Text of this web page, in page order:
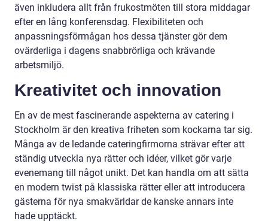
även inkludera allt från frukostmöten till stora middagar
efter en lång konferensdag. Flexibiliteten och
anpassningsförmågan hos dessa tjänster gör dem
ovärderliga i dagens snabbrörliga och krävande
arbetsmiljö.
Kreativitet och innovation
En av de mest fascinerande aspekterna av catering i
Stockholm är den kreativa friheten som kockarna tar sig.
Många av de ledande cateringfirmorna strävar efter att
ständig utveckla nya rätter och idéer, vilket gör varje
evenemang till något unikt. Det kan handla om att sätta
en modern twist på klassiska rätter eller att introducera
gästerna för nya smakvärldar de kanske annars inte
hade upptäckt.